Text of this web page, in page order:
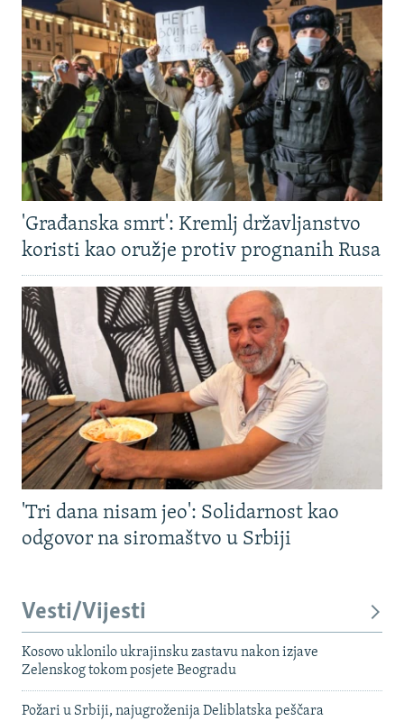
'Građanska smrt': Kremlj državljanstvo
koristi kao oružje protiv prognanih Rusa
'Tri dana nisam jeo': Solidarnost kao
odgovor na siromaštvo u Srbiji
Vesti/Vijesti
Kosovo uklonilo ukrajinsku zastavu nakon izjave
Zelenskog tokom posjete Beogradu
Požari u Srbiji, najugroženija Deliblatska peščara